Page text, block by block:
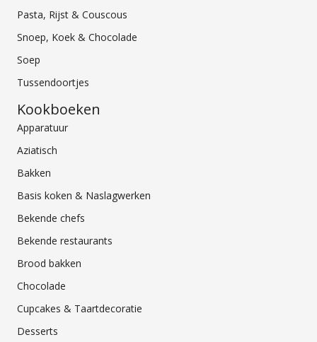
Pasta, Rijst & Couscous
Snoep, Koek & Chocolade
Soep
Tussendoortjes
Kookboeken
Apparatuur
Aziatisch
Bakken
Basis koken & Naslagwerken
Bekende chefs
Bekende restaurants
Brood bakken
Chocolade
Cupcakes & Taartdecoratie
Desserts